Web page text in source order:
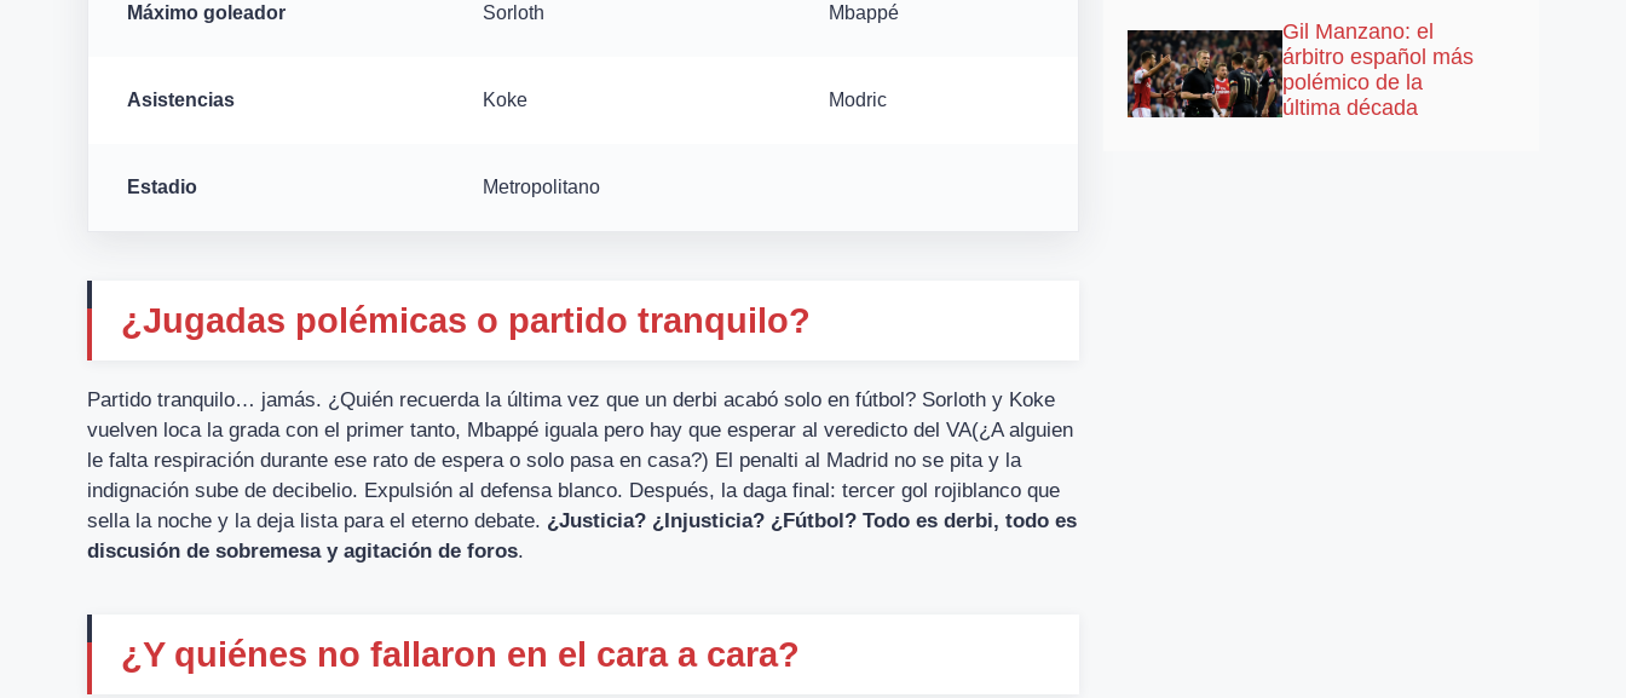
Máximo goleador Sorloth Mbappé
Asistencias Koke Modric
Estadio Metropolitano
¿Jugadas polémicas o partido tranquilo?
Partido tranquilo… jamás. ¿Quién recuerda la última vez que un derbi acabó solo en fútbol? Sorloth y Koke
vuelven loca la grada con el primer tanto, Mbappé iguala pero hay que esperar al veredicto del VA(¿A alguien
le falta respiración durante ese rato de espera o solo pasa en casa?) El penalti al Madrid no se pita y la
indignación sube de decibelio. Expulsión al defensa blanco. Después, la daga final: tercer gol rojiblanco que
sella la noche y la deja lista para el eterno debate. ¿Justicia? ¿Injusticia? ¿Fútbol? Todo es derbi, todo es
discusión de sobremesa y agitación de foros.
¿Y quiénes no fallaron en el cara a cara?
Gil Manzano: el
árbitro español más
polémico de la
última década